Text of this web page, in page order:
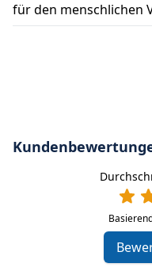
für den menschlichen